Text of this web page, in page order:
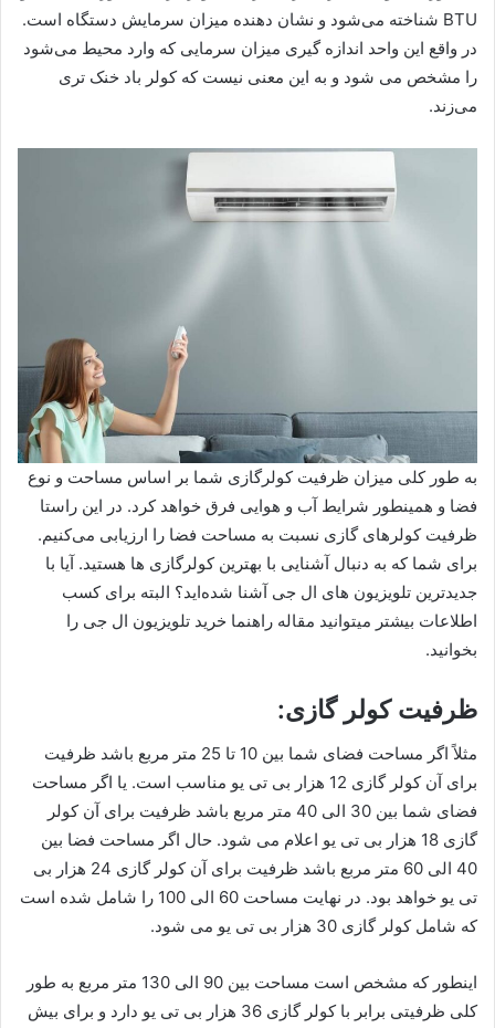
BTU شناخته می‌شود و نشان دهنده میزان سرمایش دستگاه است.
در واقع این واحد اندازه گیری میزان سرمایی که وارد محیط می‌شود
را مشخص می شود و به این معنی نیست که کولر باد خنک تری
می‌زند.
به طور کلی میزان ظرفیت کولرگازی شما بر اساس مساحت و نوع
فضا و همینطور شرایط آب و هوایی فرق خواهد کرد. در این راستا
ظرفیت کولرهای گازی نسبت به مساحت فضا را ارزیابی می‌کنیم.
برای شما که به دنبال آشنایی با بهترین کولرگازی ها هستید. آیا با
جدیدترین تلویزیون های ال جی آشنا شده‌اید؟ البته برای کسب
اطلاعات بیشتر میتوانید مقاله راهنما خرید تلویزیون ال جی را
بخوانید.
ظرفیت کولر گازی:
مثلاً اگر مساحت فضای شما بین 10 تا 25 متر مربع باشد ظرفیت
برای آن کولر گازی 12 هزار بی تی یو مناسب است. یا اگر مساحت
فضای شما بین 30 الی 40 متر مربع باشد ظرفیت برای آن کولر
گازی 18 هزار بی تی یو اعلام می شود. حال اگر مساحت فضا بین
40 الی 60 متر مربع باشد ظرفیت برای آن کولر گازی 24 هزار بی
تی یو خواهد بود. در نهایت مساحت 60 الی 100 را شامل شده است
که شامل کولر گازی 30 هزار بی تی یو می شود.
اینطور که مشخص است مساحت بین 90 الی 130 متر مربع به طور
کلی ظرفیتی برابر با کولر گازی 36 هزار بی تی یو دارد و برای بیش